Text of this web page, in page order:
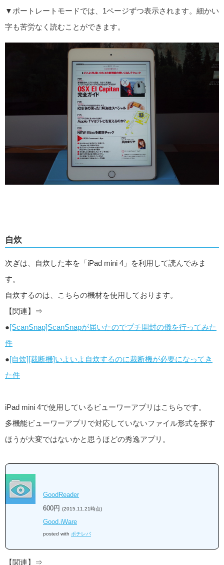
▼ポートレートモードでは、1ページずつ表示されます。細かい
字も苦労なく読むことができます。
自炊
次ぎは、自炊した本を「iPad mini 4」を利用して読んでみま
す。
自炊するのは、こちらの機材を使用しております。
【関連】⇒
●[ScanSnap]ScanSnapが届いたのでプチ開封の儀を行ってみた
件
●[自炊][裁断機]いよいよ自炊するのに裁断機が必要になってき
た件
iPad mini 4で使用しているビューワーアプリはこちらです。
多機能ビューワーアプリで対応していないファイル形式を探す
ほうが大変ではないかと思うほどの秀逸アプリ。
GoodReader
600円 (2015.11.21時点)
Good.iWare
posted with ポチレバ
【関連】⇒